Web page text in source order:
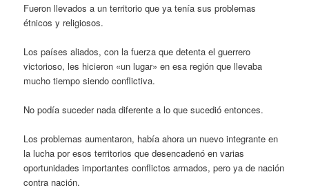
Fueron llevados a un territorio que ya tenía sus problemas
étnicos y religiosos.
Los países aliados, con la fuerza que detenta el guerrero
victorioso, les hicieron «un lugar» en esa región que llevaba
mucho tiempo siendo conflictiva.
No podía suceder nada diferente a lo que sucedió entonces.
Los problemas aumentaron, había ahora un nuevo integrante en
la lucha por esos territorios que desencadenó en varias
oportunidades importantes conflictos armados, pero ya de nación
contra nación.